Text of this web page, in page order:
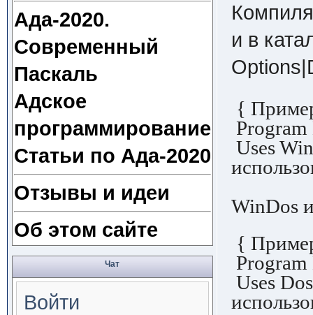
Ада-2020.
Современный
Паскаль
Адское
программирование
Статьи по Ада-2020
Отзывы и идеи
Об этом сайте
Чат
Войти
и в
{
Uses
WinDos
{
Uses